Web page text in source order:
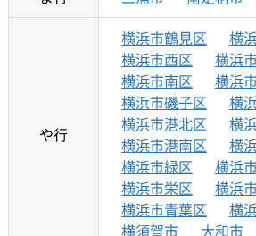
や行
横浜市鶴見区
横
横浜市西区
横浜
横浜市南区
横浜
横浜市磯子区
横
横浜市港北区
横
横浜市港南区
横
横浜市緑区
横浜
横浜市栄区
横浜
横浜市青葉区
横
横須賀市
大和市